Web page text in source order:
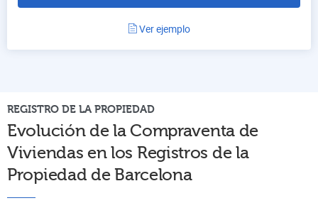
Ver ejemplo
REGISTRO DE LA PROPIEDAD
Evolución de la Compraventa de
Viviendas en los Registros de la
Propiedad de Barcelona